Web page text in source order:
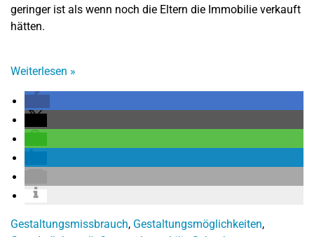
geringer ist als wenn noch die Eltern die Immobilie verkauft
hätten.
Weiterlesen »
Gestaltungsmissbrauch, Gestaltungsmöglichkeiten,